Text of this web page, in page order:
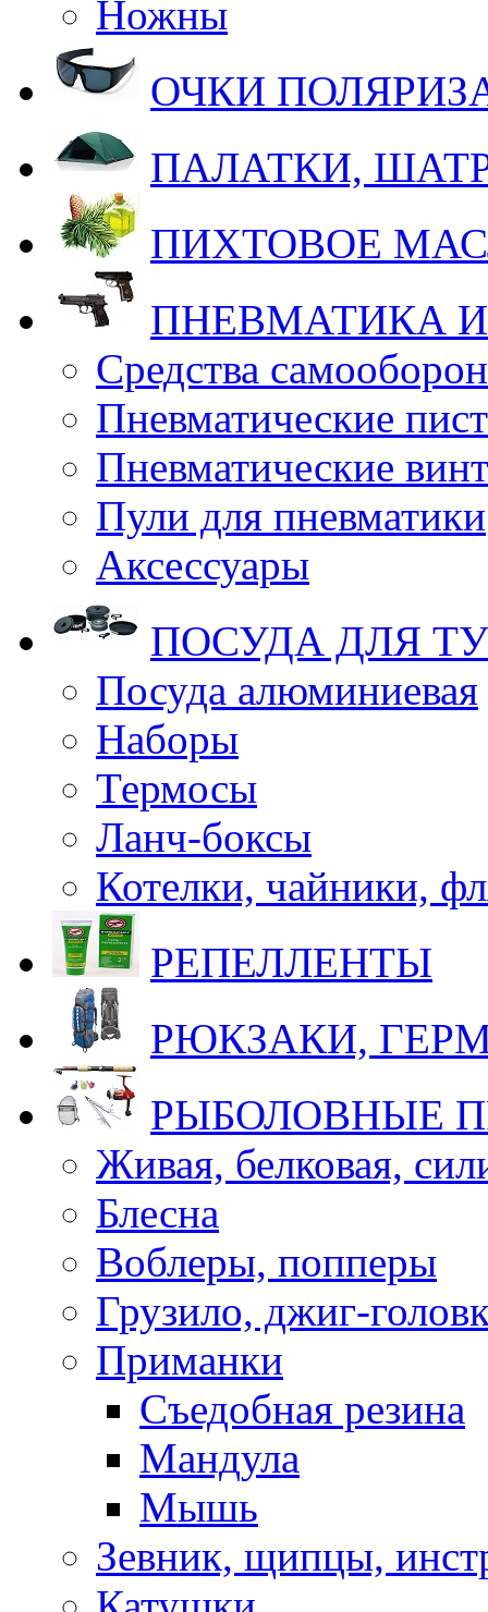
Ножны
ОЧКИ
ПАЛАТКИ,
ПИХТОВОЕ
ПНЕВМАТИКА
Средства
Пневматические
Пневматические
Пули для пневматики
Аксессуары
ПОСУДА ДЛЯ
Посуда алюминиевая
Наборы
Термосы
Ланч-боксы
Котелки, чайники,
РЕПЕЛЛЕНТЫ
РЮКЗАКИ,
РЫБОЛОВНЫЕ
Живая, белковая,
Блесна
Воблеры, попперы
Грузило, джиг-
Приманки
Съедобная резина
Мандула
Мышь
Зевник, щипцы,